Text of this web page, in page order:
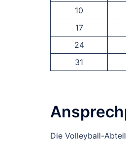
10
17
24
31
Die Volleyball-